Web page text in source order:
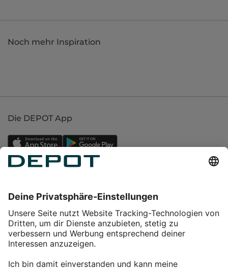
Noch mehr Inspiration
Die DEPOT App
Service
Über DEPOT